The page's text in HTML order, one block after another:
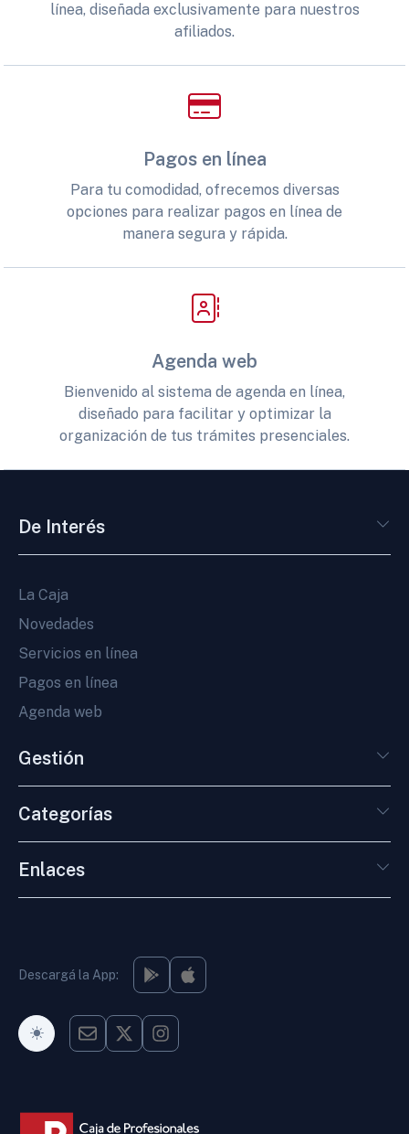
línea, diseñada exclusivamente para nuestros
afiliados.
Pagos en línea
Para tu comodidad, ofrecemos diversas
opciones para realizar pagos en línea de
manera segura y rápida.
Agenda web
Bienvenido al sistema de agenda en línea,
diseñado para facilitar y optimizar la
organización de tus trámites presenciales.
De Interés
La Caja
Novedades
Servicios en línea
Pagos en línea
Agenda web
Gestión
Categorías
Enlaces
Descargá la App:
Modo Oscuro